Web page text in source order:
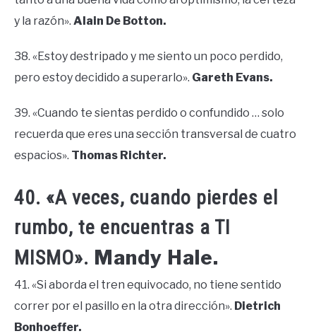
y la razón». Alain De Botton.
38. «Estoy destripado y me siento un poco perdido,
pero estoy decidido a superarlo». Gareth Evans.
39. «Cuando te sientas perdido o confundido … solo
recuerda que eres una sección transversal de cuatro
espacios». Thomas Richter.
40. «A veces, cuando pierdes el
rumbo, te encuentras a TI
MISMO». Mandy Hale.
41. «Si aborda el tren equivocado, no tiene sentido
correr por el pasillo en la otra dirección». Dietrich
Bonhoeffer.